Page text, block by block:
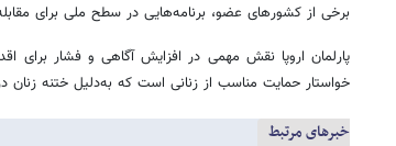
برخی از کشورهای عضو، برنامه‌هایی در سطح ملی برای
پارلمان اروپا نقش مهمی در افزایش آگاهی و فشار برای
خواستار حمایت مناسب از زنانی است که به‌دلیل ختنه زنان
خبرهای مرتبط